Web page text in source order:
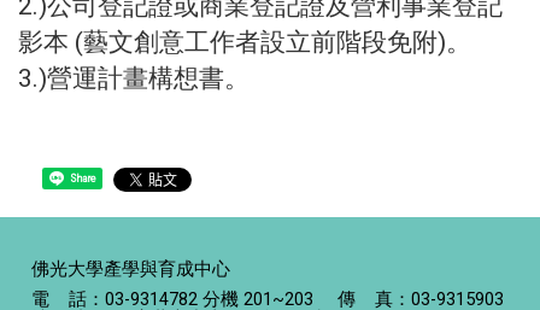
2.)公司登記證或商業登記證及營利事業登記
影本 (藝文創意工作者設立前階段免附)。
3.)營運計畫構想書。
Share
佛光大學產學與育成中心
電 話：03-9314782 分機 201~203 傳 真：03-9315903